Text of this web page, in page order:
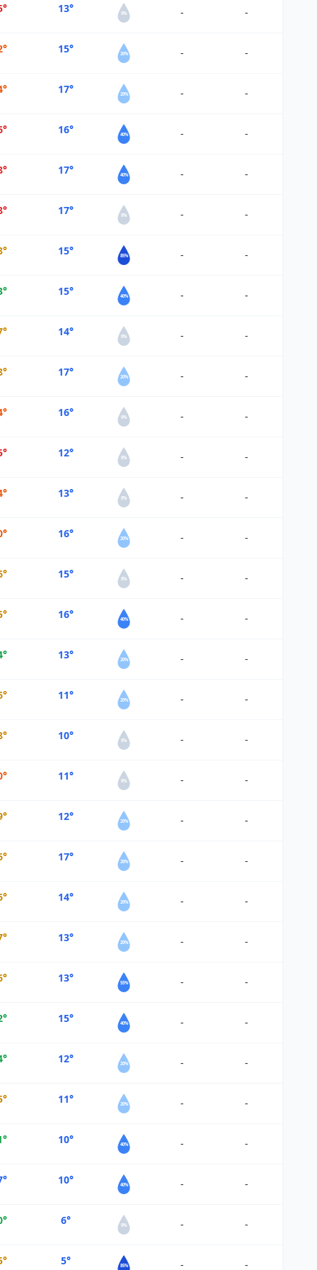
13° 0% - -
15° 20% - -
17° 20% - -
16° 40% - -
17° 40% - -
17° 0% - -
15° 85% - -
15° 40% - -
14° 0% - -
17° 20% - -
16° 0% - -
12° 0% - -
13° 0% - -
16° 20% - -
15° 0% - -
16° 40% - -
13° 20% - -
11° 20% - -
10° 0% - -
11° 0% - -
12° 20% - -
17° 20% - -
14° 20% - -
13° 20% - -
13° 55% - -
15° 40% - -
12° 20% - -
11° 20% - -
10° 40% - -
10° 40% - -
6° 0% - -
5° 85% - -